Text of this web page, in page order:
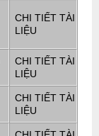
CHI TIẾT TÀI
LIỆU
CHI TIẾT TÀI
LIỆU
CHI TIẾT TÀI
LIỆU